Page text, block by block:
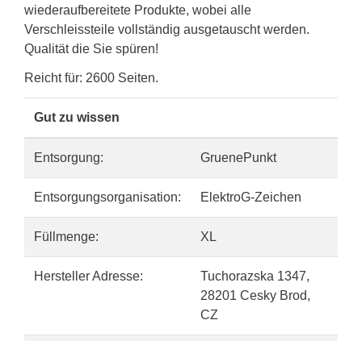
wiederaufbereitete Produkte, wobei alle
Verschleissteile vollständig ausgetauscht werden.
Qualität die Sie spüren!
Reicht für: 2600 Seiten.
Gut zu wissen
Entsorgung: GruenePunkt
Entsorgungsorganisation: ElektroG-Zeichen
Füllmenge: XL
Hersteller Adresse:
Tuchorazska 1347,
28201 Cesky Brod,
CZ